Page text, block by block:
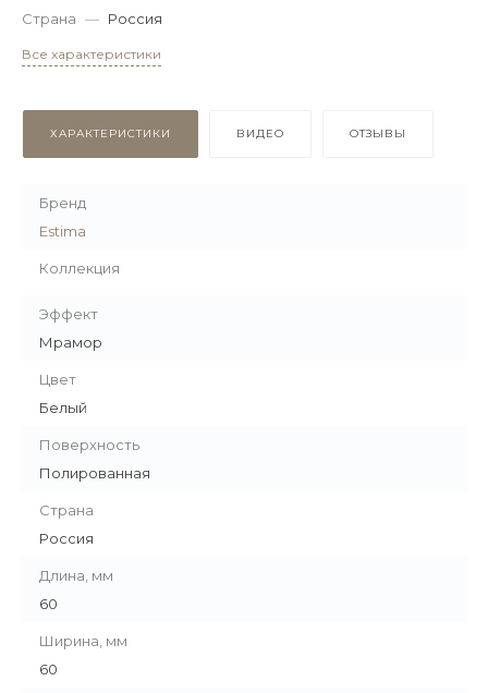
Страна — Россия
Все характеристики
ХАРАКТЕРИСТИКИ ВИДЕО ОТЗЫВЫ
Бренд
Estima
Коллекция
Эффект
Мрамор
Цвет
Белый
Поверхность
Полированная
Страна
Россия
Длина, мм
60
Ширина, мм
60